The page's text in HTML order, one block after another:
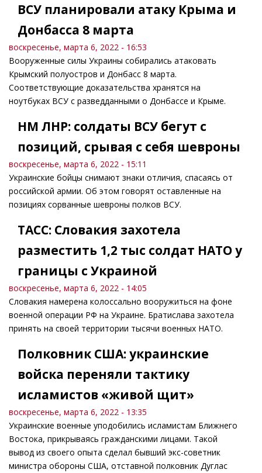
ВСУ планировали атаку Крыма и
Донбасса 8 марта
воскресенье, марта 6, 2022 - 16:53
Вооруженные силы Украины собирались атаковать
Крымский полуостров и Донбасс 8 марта.
Соответствующие доказательства хранятся на
ноутбуках ВСУ с разведданными о Донбассе и Крыме.
НМ ЛНР: солдаты ВСУ бегут с
позиций, срывая с себя шевроны
воскресенье, марта 6, 2022 - 15:11
Украинские бойцы снимают знаки отличия, спасаясь от
российской армии. Об этом говорят оставленные на
позициях сорванные шевроны полков ВСУ.
ТАСС: Словакия захотела
разместить 1,2 тыс солдат НАТО у
границы с Украиной
воскресенье, марта 6, 2022 - 14:05
Словакия намерена колоссально вооружиться на фоне
военной операции РФ на Украине. Братислава захотела
принять на своей территории тысячи военных НАТО.
Полковник США: украинские
войска переняли тактику
исламистов «живой щит»
воскресенье, марта 6, 2022 - 13:35
Украинские военные уподобились исламистам Ближнего
Востока, прикрываясь гражданскими лицами. Такой
вывод из своего опыта сделал бывший экс-советник
министра обороны США, отставной полковник Дуглас